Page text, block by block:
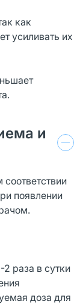
как
усиливать их
и
появлении
2 раза в сутки
доза для